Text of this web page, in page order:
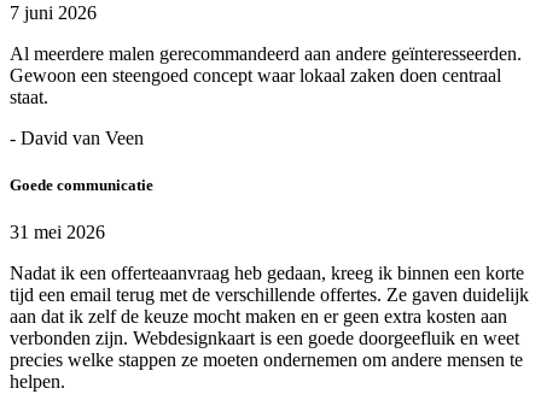
7 juni 2026
Al meerdere malen gerecommandeerd aan andere geïnteresseerden.
Gewoon een steengoed concept waar lokaal zaken doen centraal
staat.
- David van Veen
Goede communicatie
31 mei 2026
Nadat ik een offerteaanvraag heb gedaan, kreeg ik binnen een korte
tijd een email terug met de verschillende offertes. Ze gaven duidelijk
aan dat ik zelf de keuze mocht maken en er geen extra kosten aan
verbonden zijn. Webdesignkaart is een goede doorgeefluik en weet
precies welke stappen ze moeten ondernemen om andere mensen te
helpen.